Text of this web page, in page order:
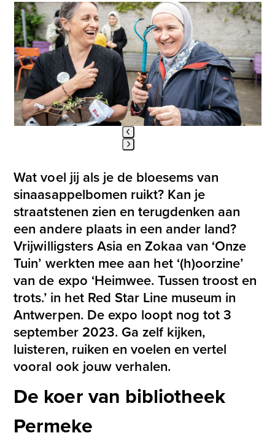
Use
the
left
and
right
arrow
keys
to
access
the
buttons
escape
to
go
to
the
first
slide
Wat voel jij als je de bloesems van
sinaasappelbomen ruikt? Kan je
straatstenen zien en terugdenken aan
een andere plaats in een ander land?
Vrijwilligsters Asia en Zokaa van ‘Onze
Tuin’ werkten mee aan het ‘(h)oorzine’
van de expo ‘Heimwee. Tussen troost en
trots.’ in het Red Star Line museum in
Antwerpen. De expo loopt nog tot 3
september 2023. Ga zelf kijken,
luisteren, ruiken en voelen en vertel
vooral ook jouw verhalen.
De koer van bibliotheek
Permeke